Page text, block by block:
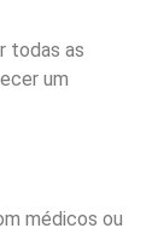
todas as
um
médicos ou